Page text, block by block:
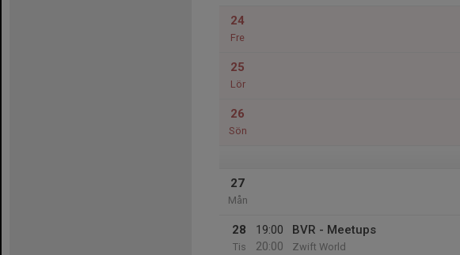
24
Fre
25
Lör
26
Sön
27
Mån
28
Tis
19:00
20:00
BVR - Meetups
Zwift World